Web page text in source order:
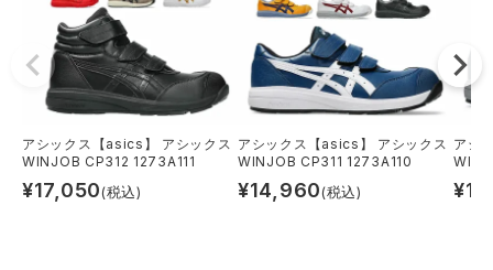
アシックス【asics】 アシックス
WINJOB CP312 1273A111
¥17,050(税込)
アシックス【asics】 アシックス
WINJOB CP311 1273A110
¥14,960(税込)
アシ
¥